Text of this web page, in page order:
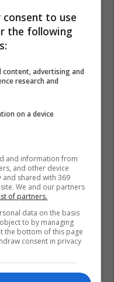
to use
the following
content, advertising and
research and
on a device
and information from
and other device
and shared with 369
We and our partners
of partners.
data on the basis
to by managing
the bottom of this page
consent in privacy